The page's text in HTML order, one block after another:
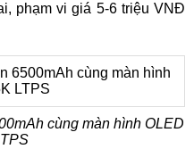
phạm vi giá 5-6 triệu VNĐ
cùng màn hình OLED